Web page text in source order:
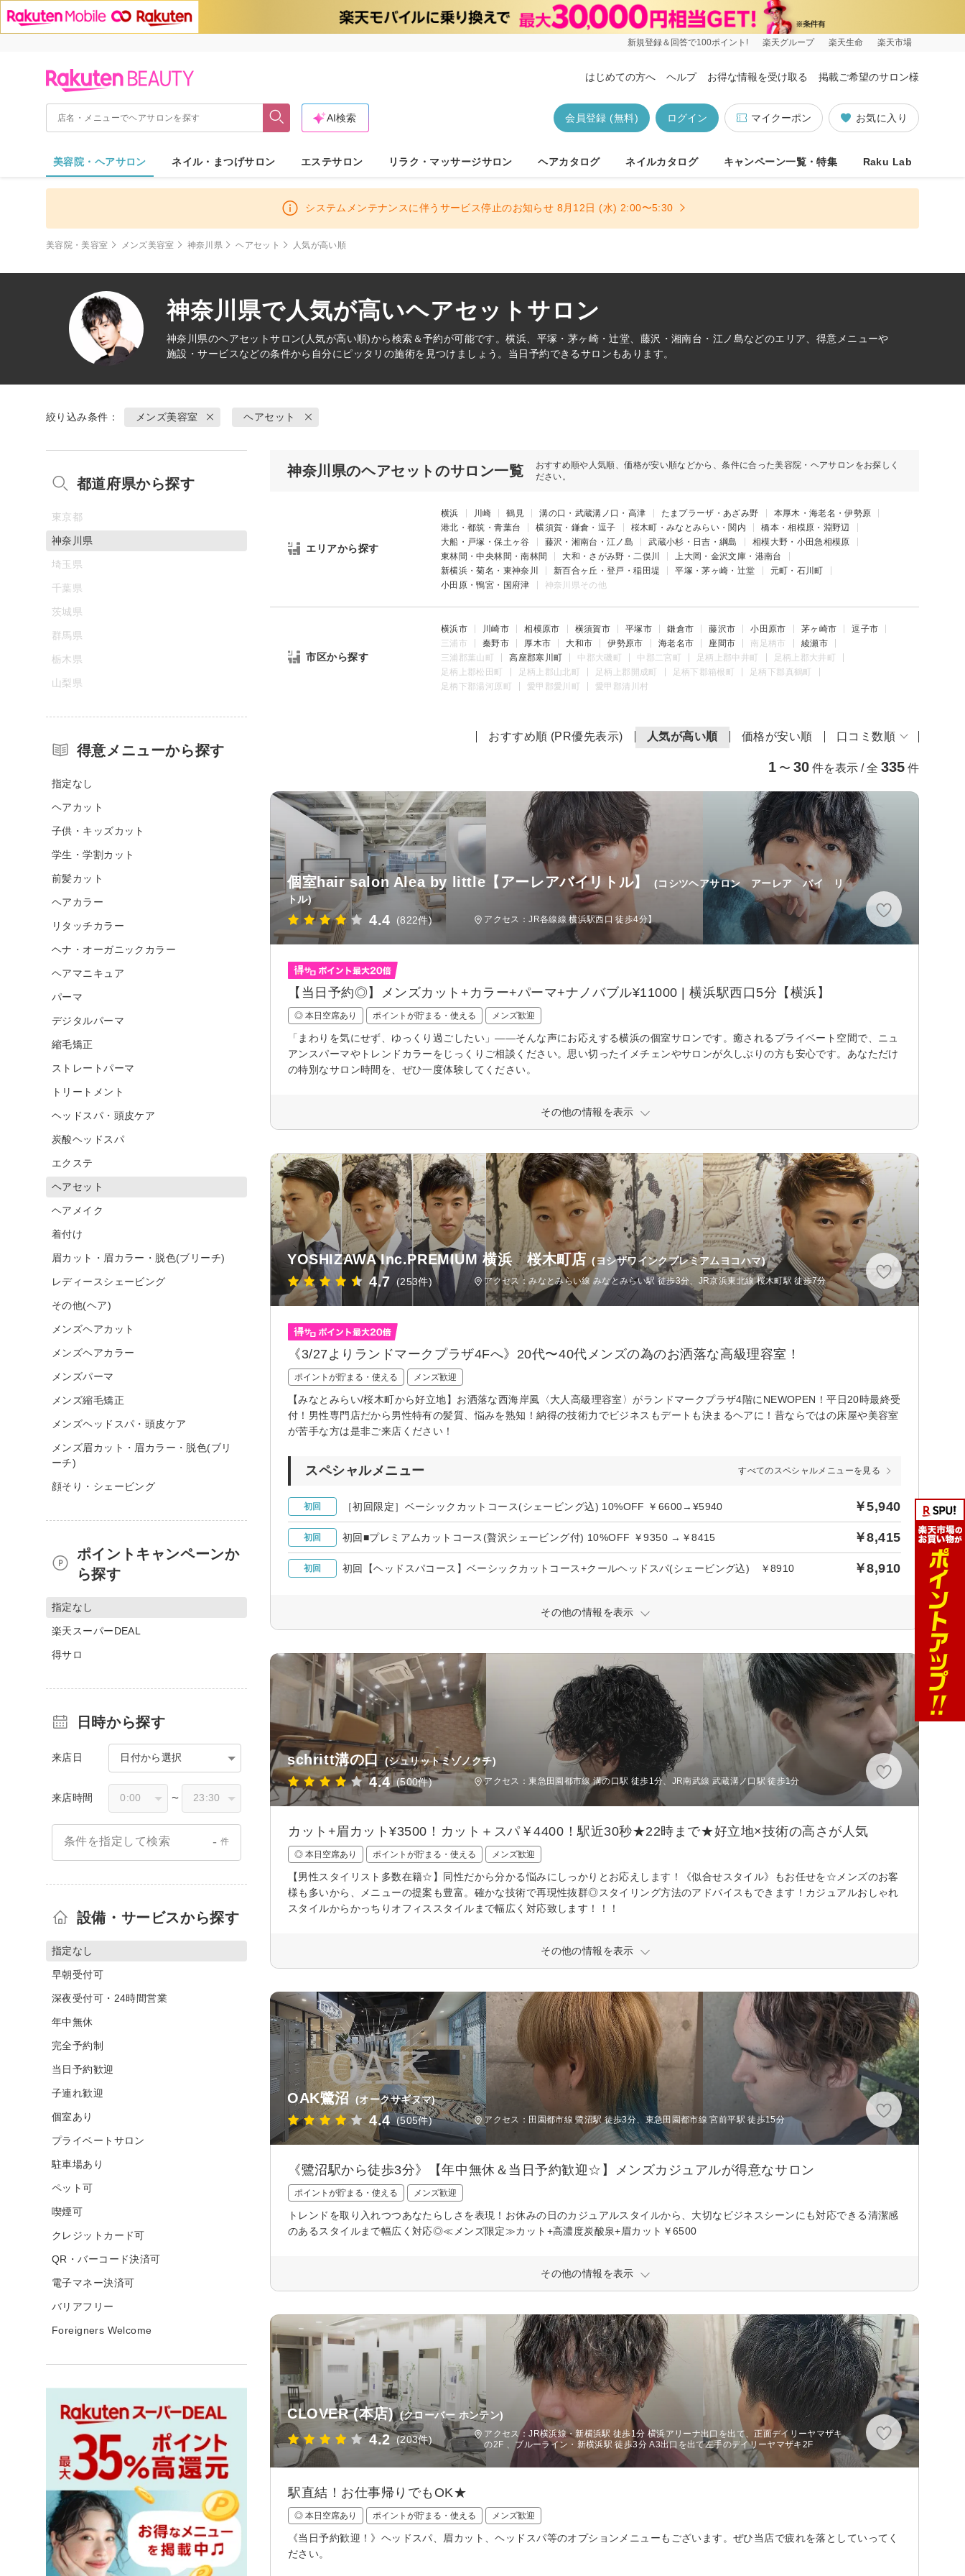
新規登録＆回答で100ポイント! 楽天グループ 楽天生命 楽天市場
はじめての方へ ヘルプ お得な情報を受け取る 掲載ご希望のサロン様
お気に入り
マイクーポン
ログイン
会員登録 (無料)
AI検索
美容院・ヘアサロン ネイル・まつげサロン エステサロン リラク・マッサージサロン ヘアカタログ ネイルカタログ キャンペーン一覧・特集 Raku Lab
システムメンテナンスに伴うサービス停止のお知らせ 8月12日 (水) 2:00〜5:30
美容院・美容室 メンズ美容室 神奈川県 ヘアセット 人気が高い順
神奈川県で人気が高いヘアセットサロン
神奈川県のヘアセットサロン(人気が高い順)から検索＆予約が可能です。横浜、平塚・茅ヶ崎・辻堂、藤沢・湘南台・江ノ島などのエリア、得意メニューや
施設・サービスなどの条件から自分にピッタリの施術を見つけましょう。当日予約できるサロンもあります。
絞り込み条件： メンズ美容室 ヘアセット
神奈川県のヘアセットのサロン一覧
おすすめ順や人気順、価格が安い順などから、条件に合った美容院・ヘアサロンをお探しく
ださい。
エリアから探す
横浜 川崎 鶴見 溝の口・武蔵溝ノ口・高津 たまプラーザ・あざみ野
本厚木・海老名・伊勢原
港北・都筑・青葉台
横須賀・鎌倉・逗子 桜木町・みなとみらい・関内
橋本・相模原・淵野辺
大船・戸塚・保土ヶ谷
藤沢・湘南台・江ノ島 武蔵小杉・日吉・綱島
相模大野・小田急相模原
東林間・中央林間・南林間
大和・さがみ野・二俣川
上大岡・金沢文庫・港南台
新横浜・菊名・東神奈川
新百合ヶ丘・登戸・稲田堤 平塚・茅ヶ崎・辻堂
元町・石川町
小田原・鴨宮・国府津
神奈川県その他
市区から探す
横浜市 川崎市 相模原市 横須賀市 平塚市 鎌倉市 藤沢市 小田原市 茅ヶ崎市
逗子市
三浦市
秦野市 厚木市 大和市 伊勢原市 海老名市 座間市 南足柄市
綾瀬市
三浦郡葉山町
高座郡寒川町 中郡大磯町 中郡二宮町 足柄上郡中井町
足柄上郡大井町
足柄上郡松田町
足柄上郡山北町 足柄上郡開成町 足柄下郡箱根町
足柄下郡真鶴町
足柄下郡湯河原町
愛甲郡愛川町 愛甲郡清川村
おすすめ順 (PR優先表示) 人気が高い順 価格が安い順 口コミ数順
1 〜 30 件を表示 / 全 335 件
個室hair salon Alea by little【アーレアバイリトル】
(コシツヘアサロン アーレア バイ リ
トル)
4.4 (822件) アクセス：JR各線線 横浜駅西口 徒歩4分】
【当日予約◎】メンズカット+カラー+パーマ+ナノバブル¥11000 | 横浜駅西口5分【横浜】
◎ 本日空席あり ポイントが貯まる・使える メンズ歓迎
「まわりを気にせず、ゆっくり過ごしたい」――そんな声にお応えする横浜の個室サロンです。癒されるプライベート空間で、ニュ
アンスパーマやトレンドカラーをじっくりご相談ください。思い切ったイメチェンやサロンが久しぶりの方も安心です。あなただけ
の特別なサロン時間を、ぜひ一度体験してください。
その他の情報を表示
YOSHIZAWA Inc.PREMIUM 横浜 桜木町店 (ヨシザワインクプレミアムヨコハマ)
4.7 (253件) アクセス：みなとみらい線 みなとみらい駅 徒歩3分、JR京浜東北線 桜木町駅 徒歩7分
《3/27よりランドマークプラザ4Fへ》20代〜40代メンズの為のお洒落な高級理容室！
ポイントが貯まる・使える メンズ歓迎
【みなとみらい/桜木町から好立地】お洒落な西海岸風〈大人高級理容室〉がランドマークプラザ4階にNEWOPEN！平日20時最終受
付！男性専門店だから男性特有の髪質、悩みを熟知！納得の技術力でビジネスもデートも決まるヘアに！昔ならではの床屋や美容室
が苦手な方は是非ご来店ください！
スペシャルメニュー すべてのスペシャルメニューを見る
初回 ［初回限定］ベーシックカットコース(シェービング込) 10%OFF ￥6600→¥5940 ￥5,940
初回 初回■プレミアムカットコース(贅沢シェービング付) 10%OFF ￥9350 →￥8415 ￥8,415
初回 初回【ヘッドスパコース】ベーシックカットコース+クールヘッドスパ(シェービング込) ￥8910 ￥8,910
その他の情報を表示
schritt溝の口 (シュリットミゾノクチ)
4.4 (500件) アクセス：東急田園都市線 溝の口駅 徒歩1分、JR南武線 武蔵溝ノ口駅 徒歩1分
カット+眉カット¥3500！カット＋スパ￥4400！駅近30秒★22時まで★好立地×技術の高さが人気
◎ 本日空席あり ポイントが貯まる・使える メンズ歓迎
【男性スタイリスト多数在籍☆】同性だから分かる悩みにしっかりとお応えします！《似合せスタイル》もお任せを☆メンズのお客
様も多いから、メニューの提案も豊富。確かな技術で再現性抜群◎スタイリング方法のアドバイスもできます！カジュアルおしゃれ
スタイルからかっちりオフィススタイルまで幅広く対応致します！！！
その他の情報を表示
OAK鷺沼 (オークサギヌマ)
4.4 (505件) アクセス：田園都市線 鷺沼駅 徒歩3分、東急田園都市線 宮前平駅 徒歩15分
《鷺沼駅から徒歩3分》【年中無休＆当日予約歓迎☆】メンズカジュアルが得意なサロン
ポイントが貯まる・使える メンズ歓迎
トレンドを取り入れつつあなたらしさを表現！お休みの日のカジュアルスタイルから、大切なビジネスシーンにも対応できる清潔感
のあるスタイルまで幅広く対応◎≪メンズ限定≫カット+高濃度炭酸泉+眉カット￥6500
その他の情報を表示
CLOVER (本店) (クローバー ホンテン)
4.2 (203件)
アクセス：JR横浜線・新横浜駅 徒歩1分 横浜アリーナ出口を出て、正面デイリーヤマザキ
の2F 、ブルーライン・新横浜駅 徒歩3分 A3出口を出て左手のデイリーヤマザキ2F
駅直結！お仕事帰りでもOK★
◎ 本日空席あり ポイントが貯まる・使える メンズ歓迎
《当日予約歓迎！》ヘッドスパ、眉カット、ヘッドスパ等のオプションメニューもございます。ぜひ当店で疲れを落としていってく
ださい。
都道府県から探す
東京都
神奈川県
埼玉県
千葉県
茨城県
群馬県
栃木県
山梨県
得意メニューから探す
指定なし
ヘアカット
子供・キッズカット
学生・学割カット
前髪カット
ヘアカラー
リタッチカラー
ヘナ・オーガニックカラー
ヘアマニキュア
パーマ
デジタルパーマ
縮毛矯正
ストレートパーマ
トリートメント
ヘッドスパ・頭皮ケア
炭酸ヘッドスパ
エクステ
ヘアセット
ヘアメイク
着付け
眉カット・眉カラー・脱色(ブリーチ)
レディースシェービング
その他(ヘア)
メンズヘアカット
メンズヘアカラー
メンズパーマ
メンズ縮毛矯正
メンズヘッドスパ・頭皮ケア
メンズ眉カット・眉カラー・脱色(ブリ
ーチ)
顔そり・シェービング
ポイントキャンペーンか
ら探す
指定なし
楽天スーパーDEAL
得サロ
日時から探す
来店日 日付から選択
来店時間 〜
条件を指定して検索 - 件
設備・サービスから探す
指定なし
早朝受付可
深夜受付可・24時間営業
年中無休
完全予約制
当日予約歓迎
子連れ歓迎
個室あり
プライベートサロン
駐車場あり
ペット可
喫煙可
クレジットカード可
QR・バーコード決済可
電子マネー決済可
バリアフリー
Foreigners Welcome